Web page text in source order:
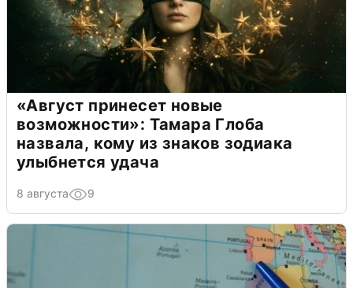
«Август принесет новые
возможности»: Тамара Глоба
назвала, кому из знаков зодиака
улыбнется удача
8 августа 9